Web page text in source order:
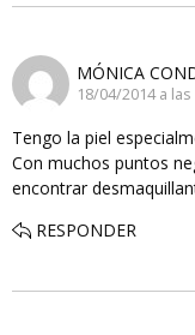
MÓNICA
18/04/2014 a las
Tengo la piel
Con muchos puntos
encontrar
RESPONDER